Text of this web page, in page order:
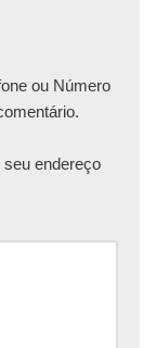
ou Número
endereço